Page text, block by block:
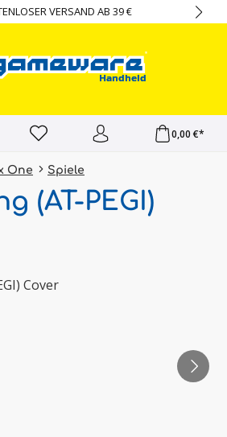
VERSAND AB 39 €
0,00 €*
One Spiele
(AT-PEGI)